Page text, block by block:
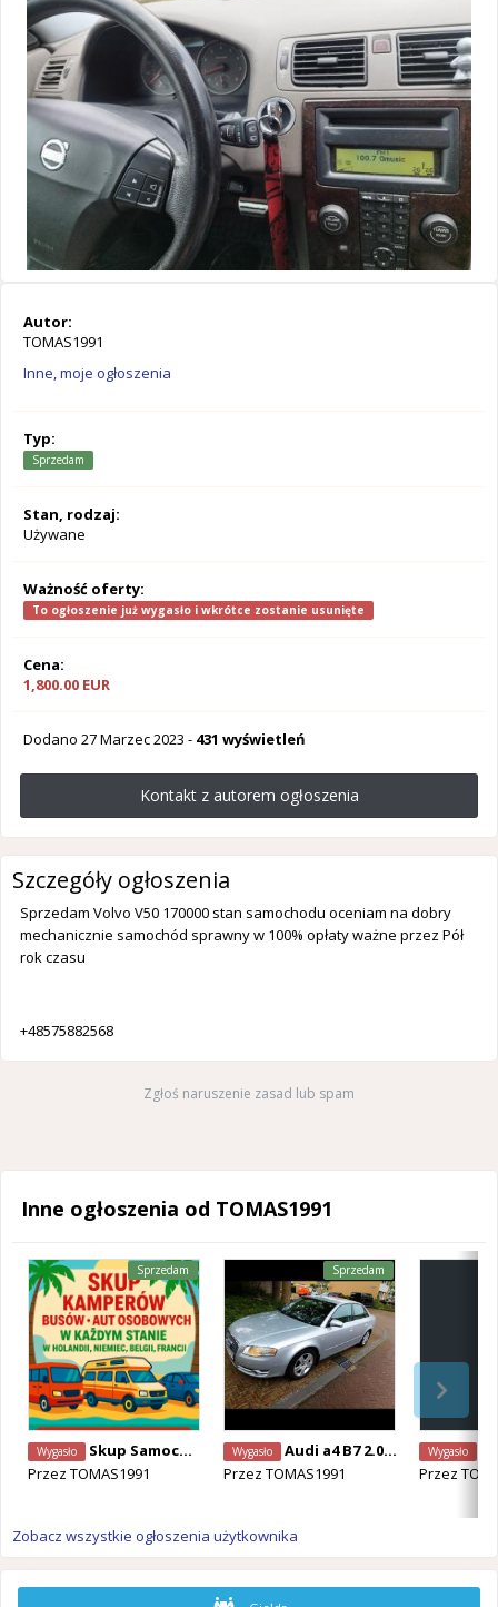
Autor:
TOMAS1991
Inne, moje ogłoszenia
Typ:
Sprzedam
Stan, rodzaj:
Używane
Ważność oferty:
To ogłoszenie już wygasło i wkrótce zostanie usunięte
Cena:
1,800.00 EUR
Dodano 27 Marzec 2023 - 431 wyświetleń
Kontakt z autorem ogłoszenia
Szczegóły ogłoszenia
Sprzedam Volvo V50 170000 stan samochodu oceniam na dobry
mechanicznie samochód sprawny w 100% opłaty ważne przez Pół
rok czasu
+48575882568
Zgłoś naruszenie zasad lub spam
Inne ogłoszenia od TOMAS1991
Sprzedam
Wygasło
Skup Samochodów
Przez TOMAS1991
Sprzedam
Wygasło
Audi a4 B7 2.0T Quatro
Przez TOMAS1991
Wygasło
Przez
Zobacz wszystkie ogłoszenia użytkownika